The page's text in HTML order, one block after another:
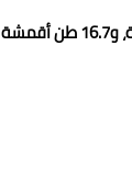
6 ديسمبر 2024: مغادرة السفينة وعلى متنها 37 حاوية/تريلا بإجمالي وزن 671.5 طن، منها 634.3 طن خضروات وفاكهة، و16.7 طن أقمشة